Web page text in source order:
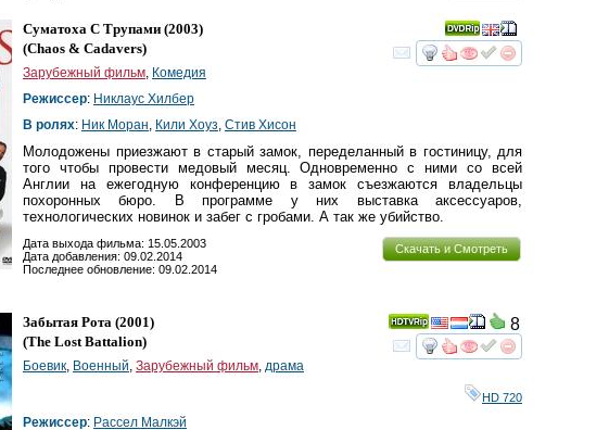
смотретьинтересует
Суматоха С Трупами (2003)
(Chaos & Cadavers)
Зарубежный фильм, Комедия
Режиссер: Никлаус Хилбер
В ролях: Ник Моран, Кили Хоуз, Стив Хисон
Молодожены приезжают в старый замок, переделанный в гостиницу, для
того чтобы провести медовый месяц. Одновременно с ними со всей
Англии на ежегодную конференцию в замок съезжаются владельцы
похоронных бюро. В программе у них выставка аксессуаров,
технологических новинок и забег с гробами. А так же убийство.
Скачать и Смотреть
Дата выхода фильма: 15.05.2003
Дата добавления: 09.02.2014
Последнее обновление: 09.02.2014
смотретьинтересует
8
Забытая Рота (2001)
(The Lost Battalion)
Боевик, Военный, Зарубежный фильм, драма
HD 720
Режиссер: Рассел Малкэй